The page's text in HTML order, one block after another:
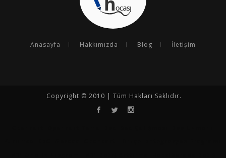
Anasayfa Hakkımızda Blog İletişim
Copyright © 2010 | Tüm Hakları Saklıdır.